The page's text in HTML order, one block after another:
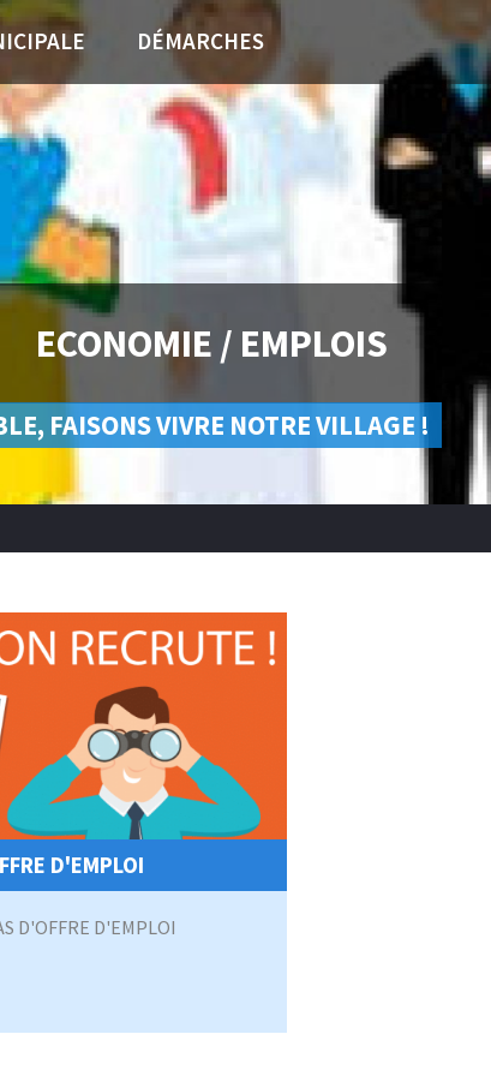
DÉMARCHES
ECONOMIE / EMPLOIS
FAISONS VIVRE NOTRE VILLAGE !
D'EMPLOI
D'OFFRE D'EMPLOI